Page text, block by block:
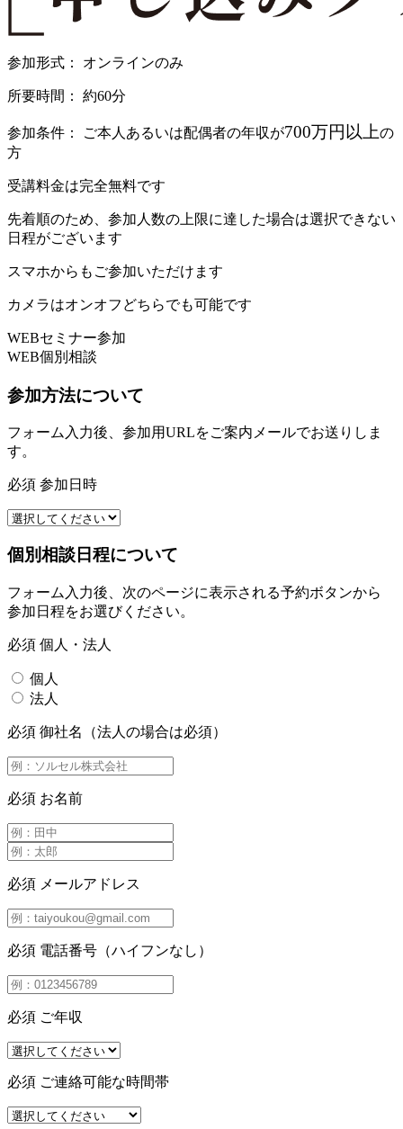
参加形式： オンラインのみ
所要時間： 約60分
参加条件： ご本人あるいは配偶者の年収が700万円以上の
方
受講料金は完全無料です
先着順のため、参加人数の上限に達した場合は選択できない
日程がございます
スマホからもご参加いただけます
カメラはオンオフどちらでも可能です
WEBセミナー参加
WEB個別相談
参加方法について
フォーム入力後、参加用URLをご案内メールでお送りしま
す。
必須 参加日時
個別相談日程について
フォーム入力後、次のページに表示される予約ボタンから
参加日程をお選びください。
必須 個人・法人
個人
法人
必須 御社名（法人の場合は必須）
必須 お名前
必須 メールアドレス
必須 電話番号（ハイフンなし）
必須 ご年収
必須 ご連絡可能な時間帯